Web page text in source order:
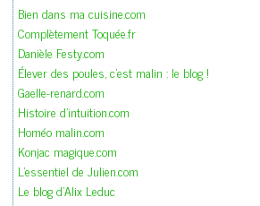
Bien dans ma cuisine.com
Complètement Toquée.fr
Danièle Festy.com
Élever des poules, c'est malin : le blog !
Gaelle-renard.com
Histoire d'intuition.com
Homéo malin.com
Konjac magique.com
L'essentiel de Julien.com
Le blog d'Alix Leduc